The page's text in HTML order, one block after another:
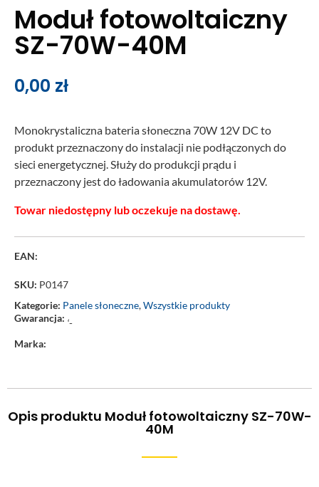
Moduł fotowoltaiczny
SZ-70W-40M
0,00 zł
Monokrystaliczna bateria słoneczna 70W 12V DC to
produkt przeznaczony do instalacji nie podłączonych do
sieci energetycznej. Służy do produkcji prądu i
przeznaczony jest do ładowania akumulatorów 12V.
Towar niedostępny lub oczekuje na dostawę.
EAN:
SKU: P0147
Kategorie: Panele słoneczne,Wszystkie produkty
Gwarancja: ‘-
Marka:
Opis produktu Moduł fotowoltaiczny SZ-70W-
40M